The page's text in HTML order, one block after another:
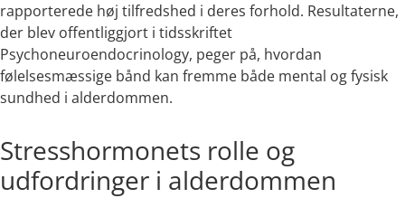
rapporterede høj tilfredshed i deres forhold. Resultaterne,
der blev offentliggjort i tidsskriftet
Psychoneuroendocrinology, peger på, hvordan
følelsesmæssige bånd kan fremme både mental og fysisk
sundhed i alderdommen.
Stresshormonets rolle og
udfordringer i alderdommen